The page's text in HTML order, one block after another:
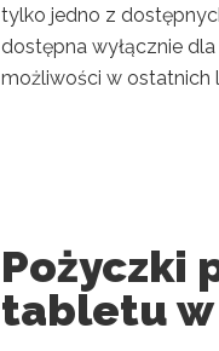
tylko jedno z
dostępna wyłącznie
możliwości w ostatnich
Pożyczki
tabletu w